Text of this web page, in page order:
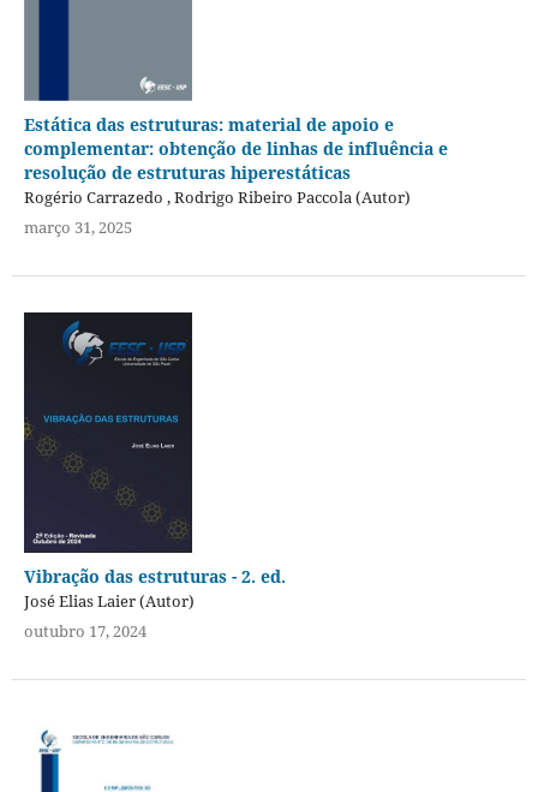
Estática das estruturas: material de apoio e
complementar: obtenção de linhas de influência e
resolução de estruturas hiperestáticas
Rogério Carrazedo , Rodrigo Ribeiro Paccola (Autor)
março 31, 2025
Vibração das estruturas - 2. ed.
José Elias Laier (Autor)
outubro 17, 2024